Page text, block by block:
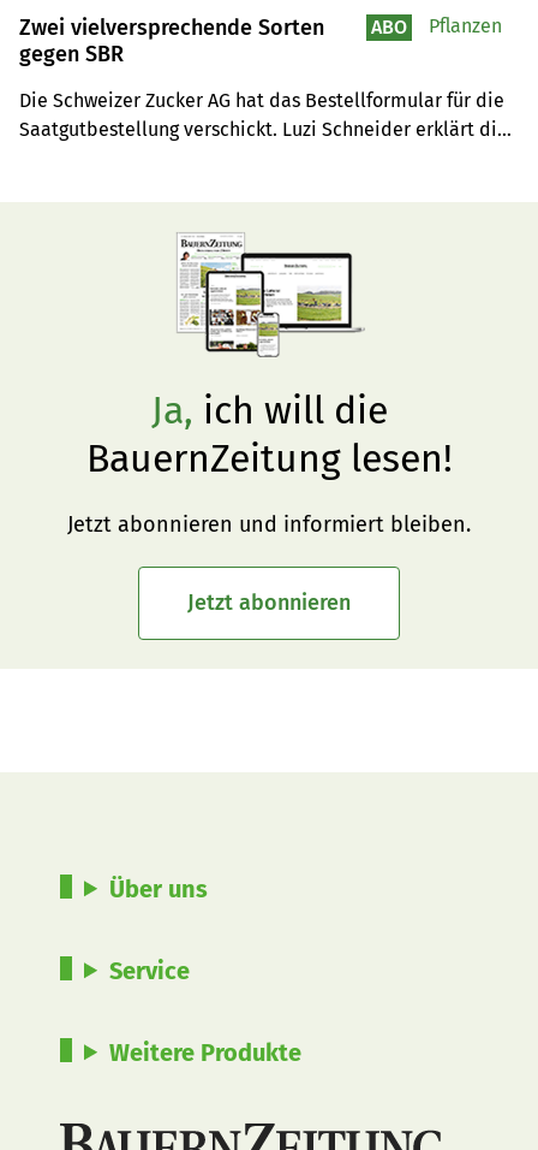
Zwei vielversprechende Sorten
gegen SBR
Die Schweizer Zucker AG hat das Bestellformular für die
Saatgutbestellung verschickt. Luzi Schneider erklärt die
ABO Pflanzen
Ja, ich will die
BauernZeitung lesen!
Jetzt abonnieren und informiert bleiben.
Jetzt abonnieren
Über uns
Service
Weitere Produkte